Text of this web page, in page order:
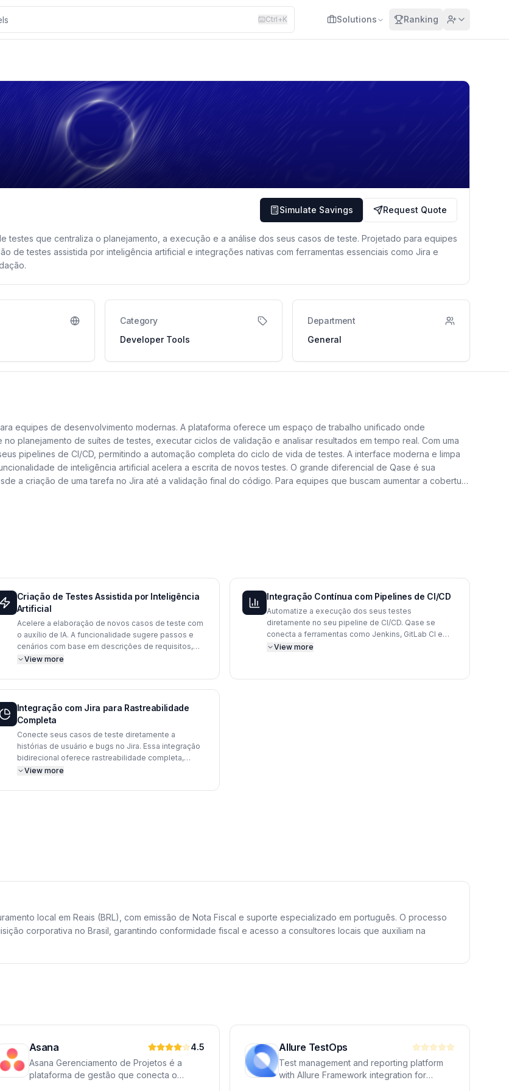
Ctrl+K Solutions Ranking
Simulate Savings Request Quote
testes que centraliza o planejamento, a execução e a análise dos seus casos de teste. Projetado para equipes
de testes assistida por inteligência artificial e integrações nativas com ferramentas essenciais como Jira e
Category
Developer Tools
Department
General
equipes de desenvolvimento modernas. A plataforma oferece um espaço de trabalho unificado onde
planejamento de suítes de testes, executar ciclos de validação e analisar resultados em tempo real. Com uma
pipelines de CI/CD, permitindo a automação completa do ciclo de vida de testes. A interface moderna e limpa
de inteligência artificial acelera a escrita de novos testes. O grande diferencial de Qase é sua
a criação de uma tarefa no Jira até a validação final do código. Para equipes que buscam aumentar a cobertura
para uma estratégia de Garantia de Qualidade mais eficaz e organizada, eliminando planilhas e
Criação de Testes Assistida por Inteligência
Artificial
Acelere a elaboração de novos casos de teste com
o auxílio de IA. A funcionalidade sugere passos e
cenários com base em descrições de requisitos,
reduzindo o tempo gasto em tarefas repetitivas e
exploratórios e de maior complexidade,
aumentando a cobertura e a precisão.
View more
Integração Contínua com Pipelines de CI/CD
Automatize a execução dos seus testes
diretamente no seu pipeline de CI/CD. Qase se
conecta a ferramentas como Jenkins, GitLab CI e
GitHub Actions para iniciar execuções de teste
e prevenindo a introdução de regressões no
View more
Integração com Jira para Rastreabilidade
Completa
Conecte seus casos de teste diretamente a
histórias de usuário e bugs no Jira. Essa integração
bidirecional oferece rastreabilidade completa,
permitindo que você visualize o status dos testes
de teste com um único clique. Acelere a
View more
local em Reais (BRL), com emissão de Nota Fiscal e suporte especializado em português. O processo
corporativa no Brasil, garantindo conformidade fiscal e acesso a consultores locais que auxiliam na
Asana
4.5
Asana Gerenciamento de Projetos é a
plataforma de gestão que conecta o
Allure TestOps
Test management and reporting platform
with Allure Framework integration for
Request Quote Simulate Savings